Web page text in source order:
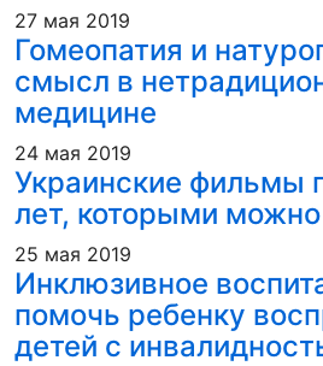
27 мая 2019
Гомеопатия и
смысл в
медицине
24 мая 2019
Украинские фильмы
лет, которыми можно
25 мая 2019
Инклюзивное
помочь ребенку
детей с